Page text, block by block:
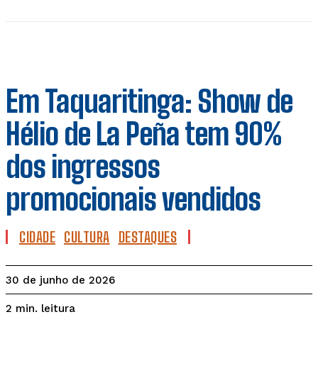
Em Taquaritinga: Show de
Hélio de La Peña tem 90%
dos ingressos
promocionais vendidos
CIDADE CULTURA DESTAQUES
30 de junho de 2026
2 min. leitura